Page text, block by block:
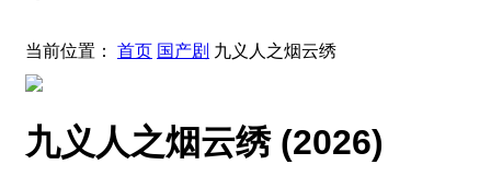
当前位置： 首页 国产剧 九义人之烟云绣
九义人之烟云绣 (2026)